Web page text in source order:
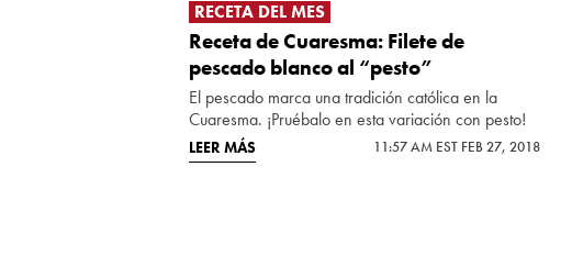
RECETA DEL MES
Receta de Cuaresma: Filete de
pescado blanco al “pesto”
El pescado marca una tradición católica en la
Cuaresma. ¡Pruébalo en esta variación con pesto!
LEER MÁS 11:57 AM EST FEB 27, 2018